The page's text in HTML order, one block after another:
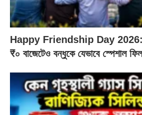
Happy Friendship Day 2026:
₹০ বাজেটেও বন্ধুকে যেভাবে স্পেশাল